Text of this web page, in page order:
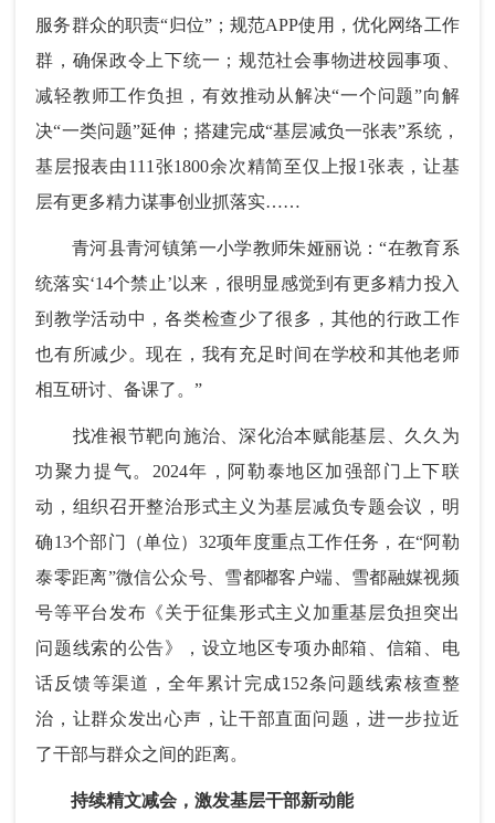
服务群众的职责“归位”；规范APP使用，优化网络工作
群，确保政令上下统一；规范社会事物进校园事项、
减轻教师工作负担，有效推动从解决“一个问题”向解
决“一类问题”延伸；搭建完成“基层减负一张表”系统，
基层报表由111张1800余次精简至仅上报1张表，让基
层有更多精力谋事创业抓落实……
青河县青河镇第一小学教师朱娅丽说：“在教育系
统落实‘14个禁止’以来，很明显感觉到有更多精力投入
到教学活动中，各类检查少了很多，其他的行政工作
也有所减少。现在，我有充足时间在学校和其他老师
相互研讨、备课了。”
找准裉节靶向施治、深化治本赋能基层、久久为
功聚力提气。2024年，阿勒泰地区加强部门上下联
动，组织召开整治形式主义为基层减负专题会议，明
确13个部门（单位）32项年度重点工作任务，在“阿勒
泰零距离”微信公众号、雪都嘟客户端、雪都融媒视频
号等平台发布《关于征集形式主义加重基层负担突出
问题线索的公告》，设立地区专项办邮箱、信箱、电
话反馈等渠道，全年累计完成152条问题线索核查整
治，让群众发出心声，让干部直面问题，进一步拉近
了干部与群众之间的距离。
持续精文减会，激发基层干部新动能